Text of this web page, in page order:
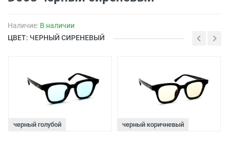
Наличие: В наличии
ЦВЕТ: ЧЕРНЫЙ СИРЕНЕВЫЙ
черный голубой черный коричневый